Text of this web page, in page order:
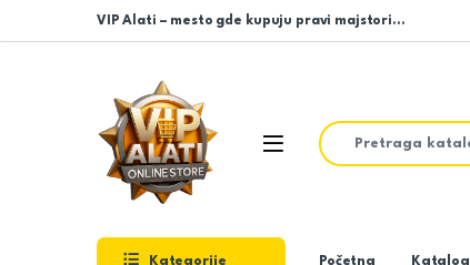
Skip to navigation
Skip to content
VIP Alati – mesto gde kupuju pravi majstori…
Open
Search for:
Kategorije Početna Katalog